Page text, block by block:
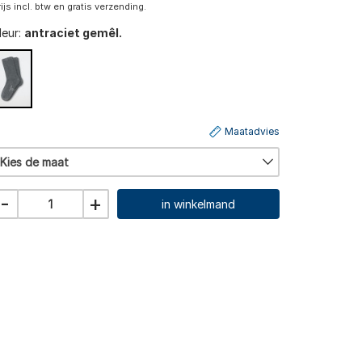
incl. btw en gratis verzending.
antraciet gemêl.
Kies de maat
Maatadvies
- + in winkelmand